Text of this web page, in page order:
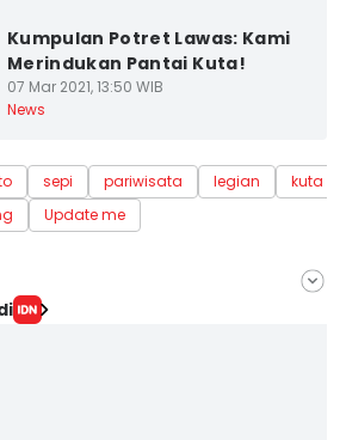
Kumpulan Potret Lawas: Kami
Merindukan Pantai Kuta!
07 Mar 2021, 13:50 WIB
News
sepi pariwisata legian
kuta
Update me